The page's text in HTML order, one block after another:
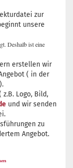
zur
unsere
Deshalb ist eine
erstellen wir
( in der
Logo, Bild,
und wir senden
zu
Angebot.